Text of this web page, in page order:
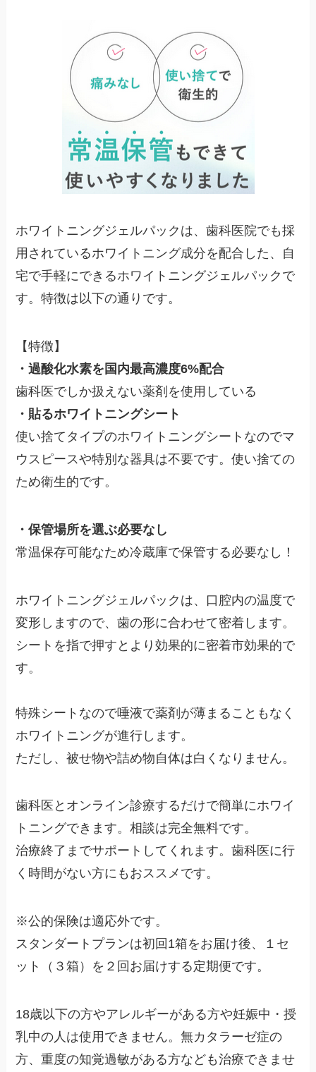
ホワイトニングジェルパックは、歯科医院でも採
用されているホワイトニング成分を配合した、自
宅で手軽にできるホワイトニングジェルパックで
す。特徴は以下の通りです。
【特徴】
・過酸化水素を国内最高濃度6%配合
歯科医でしか扱えない薬剤を使用している
・貼るホワイトニングシート
使い捨てタイプのホワイトニングシートなのでマ
ウスピースや特別な器具は不要です。使い捨ての
ため衛生的です。
・保管場所を選ぶ必要なし
常温保存可能なため冷蔵庫で保管する必要なし！
ホワイトニングジェルパックは、口腔内の温度で
変形しますので、歯の形に合わせて密着します。
シートを指で押すとより効果的に密着市効果的で
す。
特殊シートなので唾液で薬剤が薄まることもなく
ホワイトニングが進行します。
ただし、被せ物や詰め物自体は白くなりません。
歯科医とオンライン診療するだけで簡単にホワイ
トニングできます。相談は完全無料です。
治療終了までサポートしてくれます。歯科医に行
く時間がない方にもおススメです。
※公的保険は適応外です。
スタンダートプランは初回1箱をお届け後、１セ
ット（３箱）を２回お届けする定期便です。
18歳以下の方やアレルギーがある方や妊娠中・授
乳中の人は使用できません。無カタラーゼ症の
方、重度の知覚過敏がある方なども治療できませ